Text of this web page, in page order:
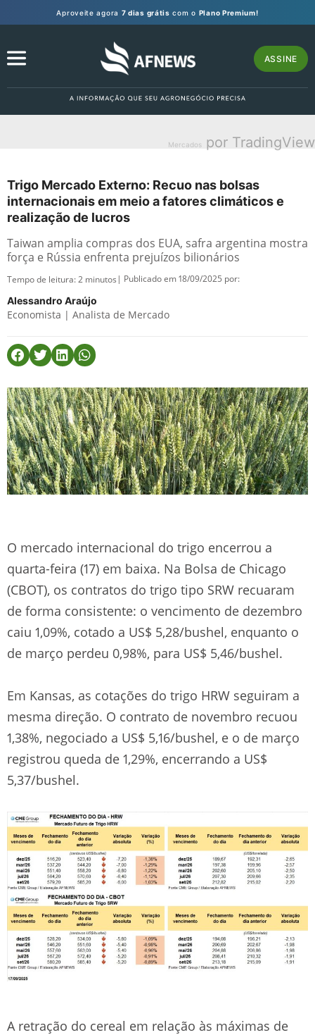
Aproveite agora 7 dias grátis com o Plano Premium!
ASSINE
Mercados por TradingView
Trigo Mercado Externo: Recuo nas bolsas
internacionais em meio a fatores climáticos e
realização de lucros
Taiwan amplia compras dos EUA, safra argentina mostra
força e Rússia enfrenta prejuízos bilionários
Tempo de leitura:2 minutos | Publicado em 18/09/2025 por:
Alessandro Araújo
Economista | Analista de Mercado
O mercado internacional do trigo encerrou a
quarta-feira (17) em baixa. Na Bolsa de Chicago
(CBOT), os contratos do trigo tipo SRW recuaram
de forma consistente: o vencimento de dezembro
caiu 1,09%, cotado a US$ 5,28/bushel, enquanto o
de março perdeu 0,98%, para US$ 5,46/bushel.
Em Kansas, as cotações do trigo HRW seguiram a
mesma direção. O contrato de novembro recuou
1,38%, negociado a US$ 5,16/bushel, e o de março
registrou queda de 1,29%, encerrando a US$
5,37/bushel.
A retração do cereal em relação às máximas de